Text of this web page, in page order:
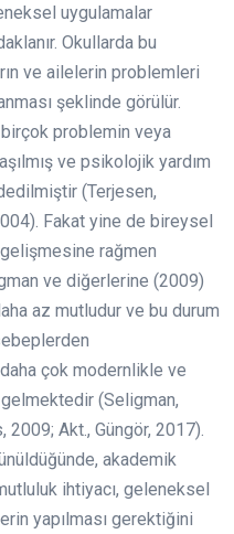
uygulamalar
Okullarda bu
ve ailelerin problemleri
şeklinde görülür.
problemin veya
ve psikolojik yardım
(Terjesen,
Fakat yine de bireysel
rağmen
ve diğerlerine (2009)
az mutludur ve bu durum
çok modernlikle ve
gelmektedir (Seligman,
2009; Akt., Güngör, 2017).
akademik
ihtiyacı, geleneksel
yapılması gerektiğini